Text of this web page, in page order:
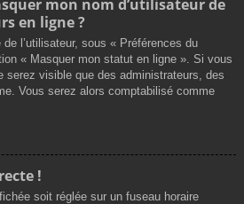
mon nom d’utilisateur de
en ligne ?
l’utilisateur, sous « Préférences du
« Masquer mon statut en ligne ». Si vous
visible que des administrateurs, des
Vous serez alors comptabilisé comme
!
soit réglée sur un fuseau horaire